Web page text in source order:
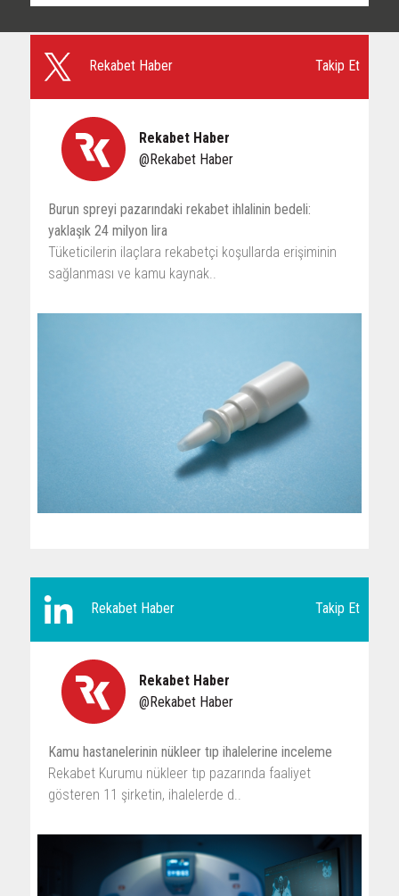
Rekabet Haber Takip Et
Rekabet Haber
@Rekabet Haber
Burun spreyi pazarındaki rekabet ihlalinin bedeli:
yaklaşık 24 milyon lira
Tüketicilerin ilaçlara rekabetçi koşullarda erişiminin
sağlanması ve kamu kaynak..
Rekabet Haber Takip Et
Rekabet Haber
@Rekabet Haber
Kamu hastanelerinin nükleer tıp ihalelerine inceleme
Rekabet Kurumu nükleer tıp pazarında faaliyet
gösteren 11 şirketin, ihalelerde d..